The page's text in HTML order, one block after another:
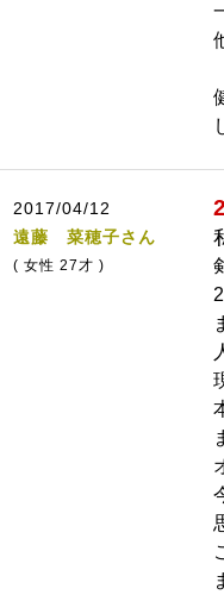
2017/04/12
遠藤 菜穂子さん
( 女性 27才 )